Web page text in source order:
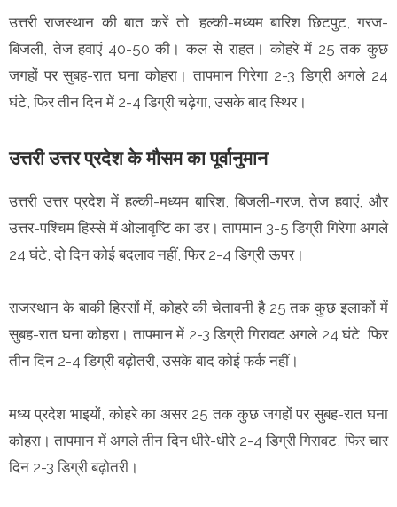
उत्तरी राजस्थान की बात करें तो, हल्की-मध्यम बारिश छिटपुट, गरज-
बिजली, तेज हवाएं 40-50 की। कल से राहत। कोहरे में 25 तक कुछ
जगहों पर सुबह-रात घना कोहरा। तापमान गिरेगा 2-3 डिग्री अगले 24
घंटे, फिर तीन दिन में 2-4 डिग्री चढ़ेगा, उसके बाद स्थिर।
उत्तरी उत्तर प्रदेश के मौसम का पूर्वानुमान
उत्तरी उत्तर प्रदेश में हल्की-मध्यम बारिश, बिजली-गरज, तेज हवाएं, और
उत्तर-पश्चिम हिस्से में ओलावृष्टि का डर। तापमान 3-5 डिग्री गिरेगा अगले
24 घंटे, दो दिन कोई बदलाव नहीं, फिर 2-4 डिग्री ऊपर।
राजस्थान के बाकी हिस्सों में, कोहरे की चेतावनी है 25 तक कुछ इलाकों में
सुबह-रात घना कोहरा। तापमान में 2-3 डिग्री गिरावट अगले 24 घंटे, फिर
तीन दिन 2-4 डिग्री बढ़ोतरी, उसके बाद कोई फर्क नहीं।
मध्य प्रदेश भाइयों, कोहरे का असर 25 तक कुछ जगहों पर सुबह-रात घना
कोहरा। तापमान में अगले तीन दिन धीरे-धीरे 2-4 डिग्री गिरावट, फिर चार
दिन 2-3 डिग्री बढ़ोतरी।